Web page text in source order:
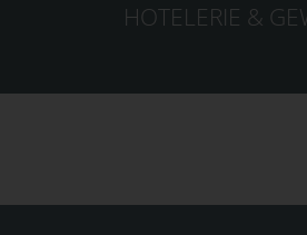
HOTELERIE &